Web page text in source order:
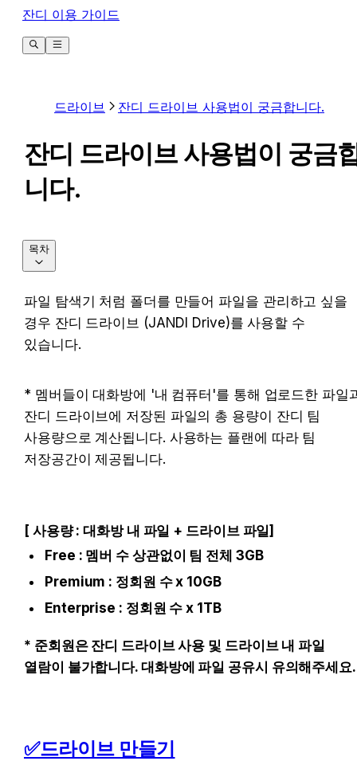
잔디 이용 가이드
드라이브 잔디 드라이브 사용법이 궁금합니다.
잔디 드라이브 사용법이 궁금
니다.
파일 탐색기 처럼 폴더를 만들어 파일을 관리하고 싶을
경우 잔디 드라이브 (JANDI Drive)를 사용할 수
있습니다.
* 멤버들이 대화방에 '내 컴퓨터'를 통해 업로드한 파일
잔디 드라이브에 저장된 파일의 총 용량이 잔디 팀
사용량으로 계산됩니다. 사용하는 플랜에 따라 팀
저장공간이 제공됩니다.
[ 사용량 : 대화방 내 파일 + 드라이브 파일]
Free : 멤버 수 상관없이 팀 전체 3GB
Premium : 정회원 수 x 10GB
Enterprise : 정회원 수 x 1TB
* 준회원은 잔디 드라이브 사용 및 드라이브 내 파일
열람이 불가합니다. 대화방에 파일 공유시 유의해주세요.
✅드라이브 만들기
목차